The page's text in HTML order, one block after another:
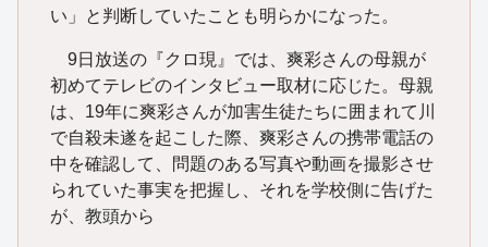
い」と判断していたことも明らかになった。
9日放送の『クロ現』では、爽彩さんの母親が
初めてテレビのインタビュー取材に応じた。母親
は、19年に爽彩さんが加害生徒たちに囲まれて川
で自殺未遂を起こした際、爽彩さんの携帯電話の
中を確認して、問題のある写真や動画を撮影させ
られていた事実を把握し、それを学校側に告げた
が、教頭から